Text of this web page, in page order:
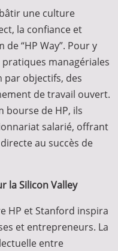
une culture
la confiance et
“HP Way”. Pour y
managériales
par objectifs, des
de travail ouvert.
bourse de HP, ils
salarié, offrant
au succès de
la Silicon Valley
HP et Stanford inspira
et entrepreneurs. La
entre